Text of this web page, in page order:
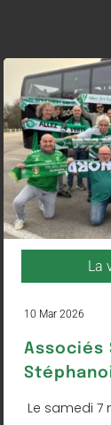
La
10 Mar 2026
Associés
Le samedi 7